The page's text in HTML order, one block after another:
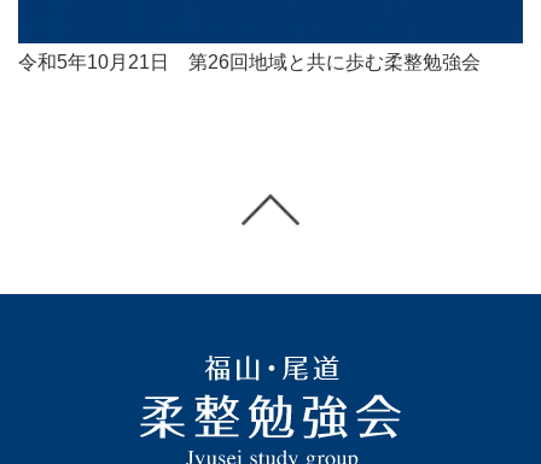
令和5年10月21日 第26回地域と共に歩む柔整勉強会